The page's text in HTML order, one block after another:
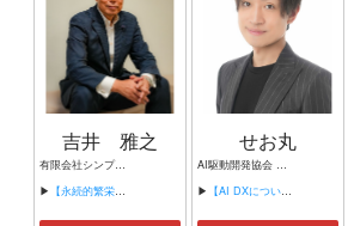
吉井 雅之
有限会社シンプルタスク 代表取締役 習慣形成コンサルタント
▶ 【永続的繁栄の組織づくり】
せお丸
AI駆動開発協会 代表理事 サイバーフリークス株式会社 代表取締役
▶ 【AI DXについて】